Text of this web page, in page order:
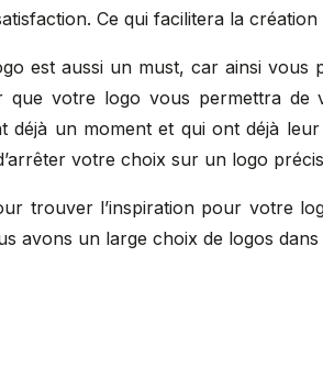
Ce qui facilitera la création
est aussi un must, car ainsi
que votre logo vous permettra de
déjà un moment et qui ont déjà
votre choix sur un logo
trouver l’inspiration pour votre
avons un large choix de logos